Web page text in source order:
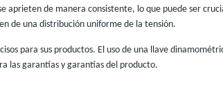
aprieten de manera consistente, lo que puede ser
de una distribución uniforme de la tensión.
para sus productos. El uso de una llave
las garantías y garantías del producto.